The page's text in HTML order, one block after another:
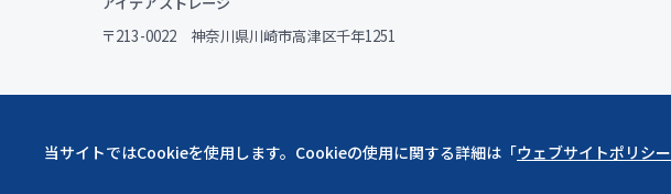
〒213-0022 神奈川県川崎市高津区千年1251
当サイトではCookieを使用します。Cookieの使用に関する詳細は「ウェブサイトポリシー